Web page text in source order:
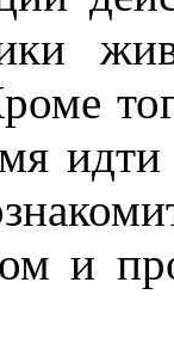
идти
и